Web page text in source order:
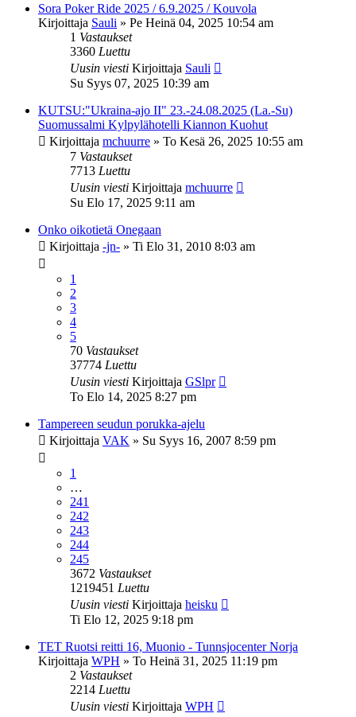
Sora Poker Ride 2025 / 6.9.2025 / Kouvola
Kirjoittaja Sauli » Pe Heinä 04, 2025 10:54 am
1 Vastaukset
3360 Luettu
Uusin viesti Kirjoittaja Sauli
Su Syys 07, 2025 10:39 am
KUTSU:"Ukraina-ajo II" 23.-24.08.2025 (La.-Su)
Suomussalmi Kylpylähotelli Kiannon Kuohut
Kirjoittaja mchuurre » To Kesä 26, 2025 10:55 am
7 Vastaukset
7713 Luettu
Uusin viesti Kirjoittaja mchuurre
Su Elo 17, 2025 9:11 am
Onko oikotietä Onegaan
Kirjoittaja -jn- » Ti Elo 31, 2010 8:03 am
1
2
3
4
5
70 Vastaukset
37774 Luettu
Uusin viesti Kirjoittaja GSlpr
To Elo 14, 2025 8:27 pm
Tampereen seudun porukka-ajelu
Kirjoittaja VAK » Su Syys 16, 2007 8:59 pm
1
…
241
242
243
244
245
3672 Vastaukset
1219451 Luettu
Uusin viesti Kirjoittaja heisku
Ti Elo 12, 2025 9:18 pm
TET Ruotsi reitti 16, Muonio - Tunnsjocenter Norja
Kirjoittaja WPH » To Heinä 31, 2025 11:19 pm
2 Vastaukset
2214 Luettu
Uusin viesti Kirjoittaja WPH